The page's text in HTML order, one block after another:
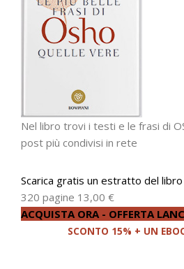
Nel libro trovi i testi e le frasi di
post più condivisi in rete
Scarica gratis un estratto del
320 pagine 13,00 €
ACQUISTA ORA - OFFERTA
SCONTO 15% + UN